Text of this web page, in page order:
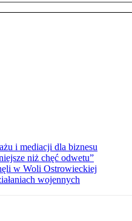
i mediacji dla biznesu
niż chęć odwetu”
w Woli Ostrowieckiej
wojennych